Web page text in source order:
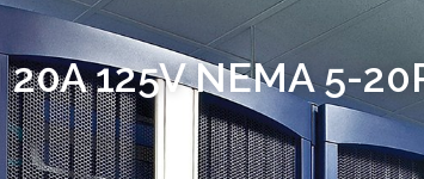
125V NEMA 5-